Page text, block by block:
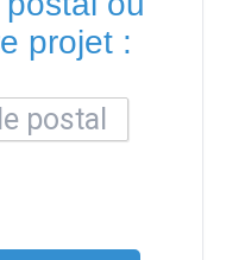
projet :